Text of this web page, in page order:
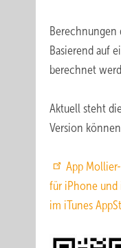
Basierend auf
berechnet
Aktuell steht
Version
App
für iPhone und
im iTunes